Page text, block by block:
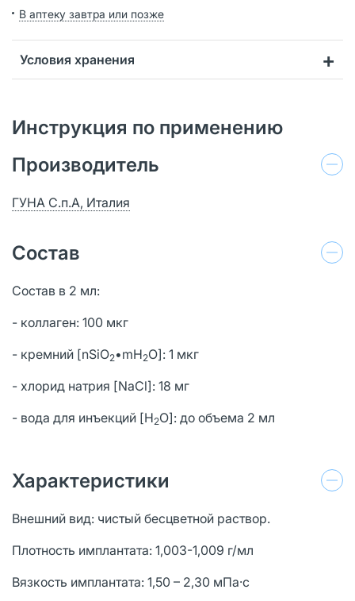
В аптеку завтра или позже
Условия хранения
Инструкция по применению
Производитель
ГУНА С.п.А, Италия
Состав
Состав в 2 мл:
- коллаген: 100 мкг
- кремний [nSiO2•mH2O]: 1 мкг
- хлорид натрия [NaCl]: 18 мг
- вода для инъекций [H2O]: до объема 2 мл
Характеристики
Внешний вид: чистый бесцветной раствор.
Плотность имплантата: 1,003-1,009 г/мл
Вязкость имплантата: 1,50 – 2,30 мПа·с